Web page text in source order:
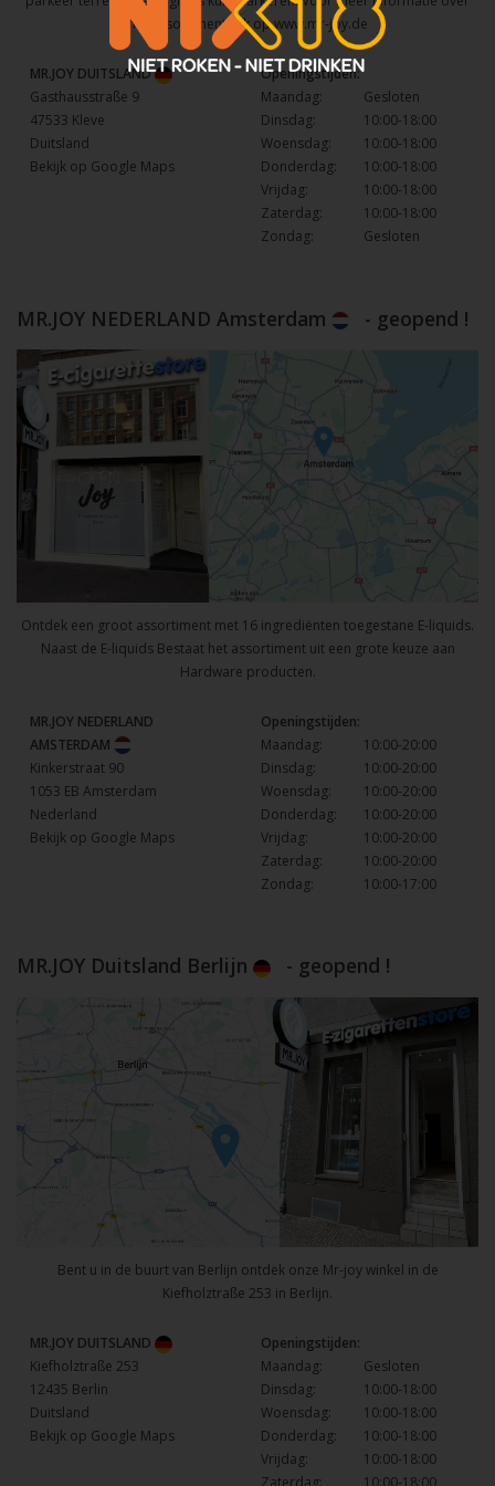
het assortiment kijk opwww.mr-joy.de
MR.JOY DUITSLAND
Gasthausstraße 9
47533 Kleve
Duitsland
Bekijk op Google Maps
Openingstijden:
Maandag:
Gesloten
Dinsdag:
10:00-18:00
Woensdag:
10:00-18:00
Donderdag:
10:00-18:00
Vrijdag:
10:00-18:00
Zaterdag:
10:00-18:00
Zondag:
Gesloten
MR.JOY NEDERLAND Amsterdam - geopend !
Ontdek een groot assortiment met 16 ingrediënten toegestane E-liquids.
Naast de E-liquids Bestaat het assortiment uit een grote keuze aan
Hardware producten.
MR.JOY NEDERLAND
AMSTERDAM
Kinkerstraat 90
1053 EB Amsterdam
Nederland
Bekijk op Google Maps
Openingstijden:
Maandag:
10:00-20:00
Dinsdag:
10:00-20:00
Woensdag:
10:00-20:00
Donderdag:
10:00-20:00
Vrijdag:
10:00-20:00
Zaterdag:
10:00-20:00
Zondag:
10:00-17:00
MR.JOY Duitsland Berlijn - geopend !
Bent u in de buurt van Berlijn ontdek onze Mr-joy winkel in de
Kiefholztraße 253 in Berlijn.
MR.JOY DUITSLAND
Kiefholztraße 253
12435 Berlin
Duitsland
Bekijk op Google Maps
Openingstijden:
Maandag:
Gesloten
Dinsdag:
10:00-18:00
Woensdag:
10:00-18:00
Donderdag:
10:00-18:00
Vrijdag:
10:00-18:00
Zaterdag:
10:00-18:00